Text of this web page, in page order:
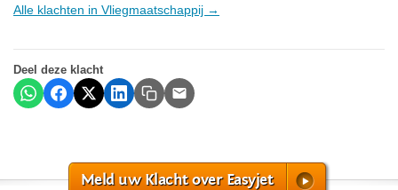
Alle klachten in Vliegmaatschappij →
Deel deze klacht
Meld uw Klacht over Easyjet